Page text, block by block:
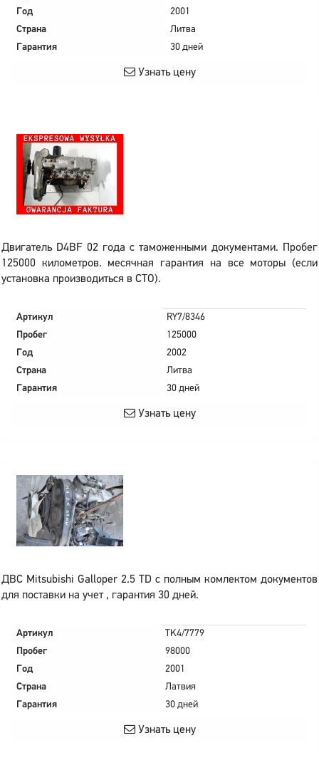
Год
2001
Страна
Литва
Гарантия
30 дней
Узнать цену
Двигатель D4BF 02 года с таможенными документами. Пробег
125000 километров. месячная гарантия на все моторы (если
установка производиться в СТО).
Артикул
RY7/8346
Пробег
125000
Год
2002
Страна
Литва
Гарантия
30 дней
Узнать цену
ДВС Mitsubishi Galloper 2.5 TD с полным комлектом документов
для поставки на учет , гарантия 30 дней.
Артикул
TK4/7779
Пробег
98000
Год
2001
Страна
Латвия
Гарантия
30 дней
Узнать цену